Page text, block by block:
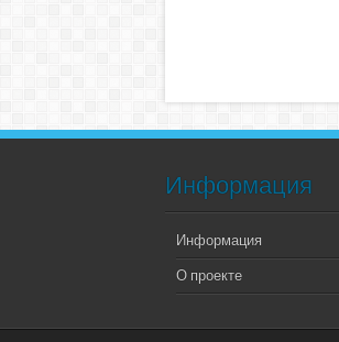
Информация
Информация
О проекте